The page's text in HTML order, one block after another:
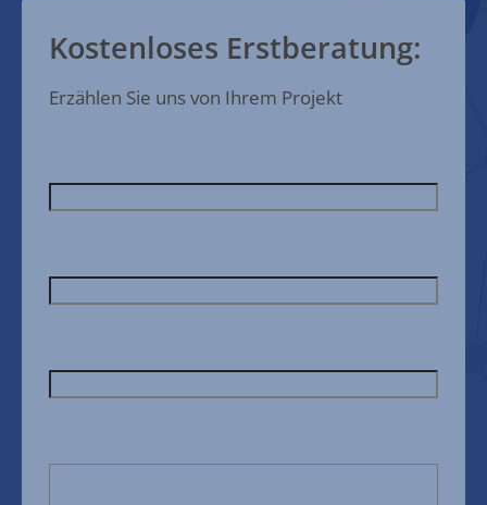
Kostenloses Erstberatung:
Erzählen Sie uns von Ihrem Projekt